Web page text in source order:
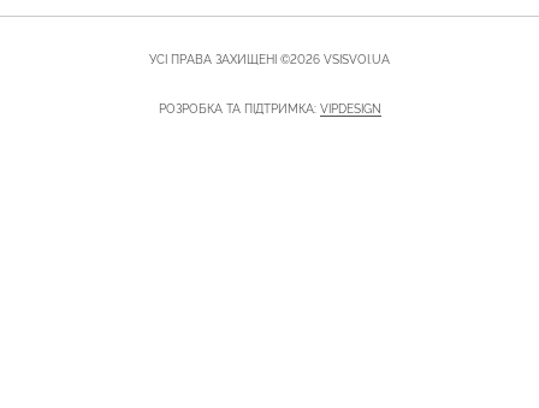
УСІ ПРАВА ЗАХИЩЕНІ ©2026 VSISVOI.UA
РОЗРОБКА ТА ПІДТРИМКА: VIPDESIGN